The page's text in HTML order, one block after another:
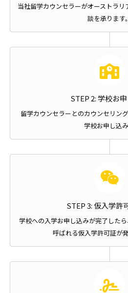
当社留学カウンセラーがオーストラ
談を承ります。
STEP 2: 学校お
留学カウンセラーとのカウンセリン
学校お申し込み
STEP 3: 仮入学許
学校への入学お申し込みが完了した
呼ばれる仮入学許可証が発